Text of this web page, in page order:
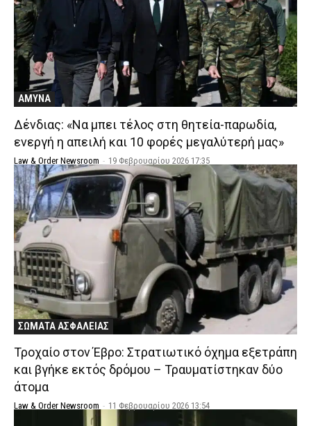
ΑΜΥΝΑ
Δένδιας: «Να μπει τέλος στη θητεία-παρωδία,
ενεργή η απειλή και 10 φορές μεγαλύτερή μας»
Law & Order Newsroom - 19 Φεβρουαρίου 2026 17:35
ΣΩΜΑΤΑ ΑΣΦΑΛΕΙΑΣ
Τροχαίο στον Έβρο: Στρατιωτικό όχημα εξετράπη
και βγήκε εκτός δρόμου – Τραυματίστηκαν δύο
άτομα
Law & Order Newsroom - 11 Φεβρουαρίου 2026 13:54